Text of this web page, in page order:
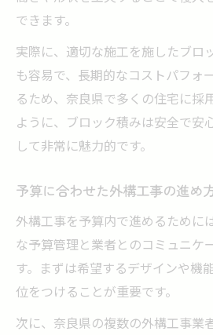
できます。
実際に、適切な施工を施したブロ
も容易で、長期的なコストパフォ
るため、奈良県で多くの住宅に採
ように、ブロック積みは安全で安
して非常に魅力的です。
予算に合わせた外構工事の進め
外構工事を予算内で進めるために
な予算管理と業者とのコミュニケ
す。まずは希望するデザインや機
位をつけることが重要です。
次に、奈良県の複数の外構工事業